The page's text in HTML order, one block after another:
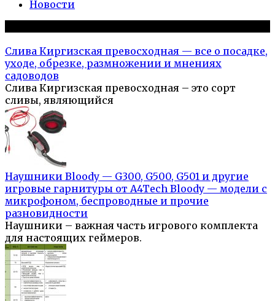
Новости
Слива Киргизская превосходная — все о посадке,
уходе, обрезке, размножении и мнениях
садоводов
Слива Киргизская превосходная – это сорт
сливы, являющийся
Наушники Bloody — G300, G500, G501 и другие
игровые гарнитуры от A4Tech Bloody — модели с
микрофоном, беспроводные и прочие
разновидности
Наушники – важная часть игрового комплекта
для настоящих геймеров.